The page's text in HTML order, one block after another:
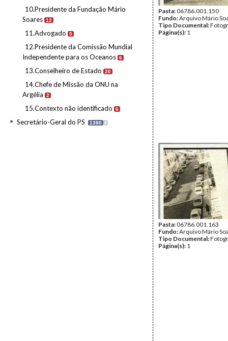
10.Presidente da Fundação Mário
Soares 12
11.Advogado 5
12.Presidente da Comissão Mundial
Independente para os Oceanos 6
13.Conselheiro de Estado 20
14.Chefe de Missão da ONU na
Argélia
2
15.Contexto não identificado 6
Secretário-Geral do PS 1380 I
Pasta:06786.001.150
Fundo:Arquivo Mário
Tipo Documental:
Página(s): 1
Pasta:06786.001.163
Fundo:Arquivo Mário
Tipo Documental:
Página(s): 1